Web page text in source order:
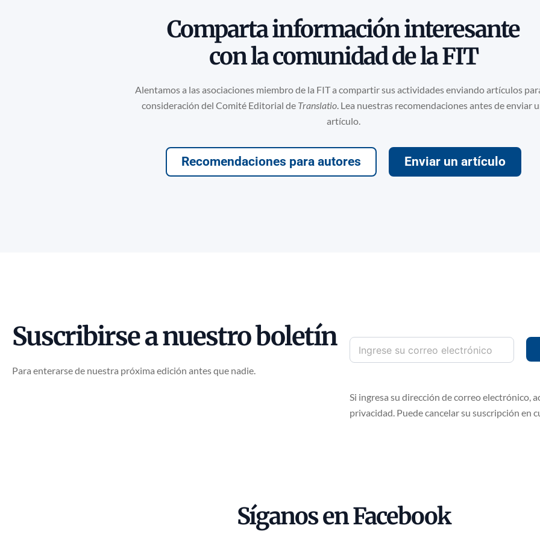
Comparta información interesante
con la comunidad de la FIT
Alentamos a las asociaciones miembro de la FIT a compartir sus actividades enviando artículos
consideración del Comité Editorial de Translatio. Lea nuestras recomendaciones antes de enviar
artículo.
Recomendaciones para autores Enviar un artículo
Suscribirse a nuestro boletín
Para enterarse de nuestra próxima edición antes que nadie.
Si ingresa su dirección de correo electrónico,
privacidad. Puede cancelar su suscripción en
Síganos en Facebook